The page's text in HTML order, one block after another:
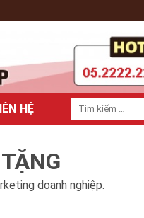
HỆ
doanh nghiệp.